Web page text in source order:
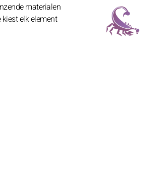
materialen
elk element